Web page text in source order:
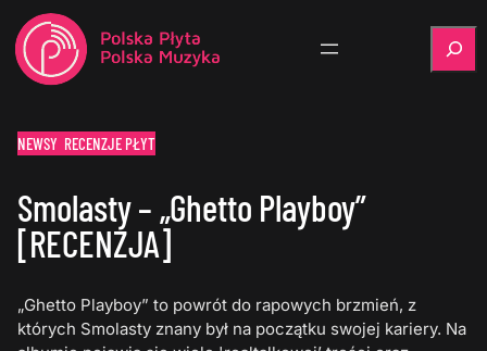
NEWSY RECENZJE PŁYT
Smolasty – „Ghetto Playboy”
[RECENZJA]
„Ghetto Playboy” to powrót do rapowych brzmień, z
których Smolasty znany był na początku swojej kariery. Na